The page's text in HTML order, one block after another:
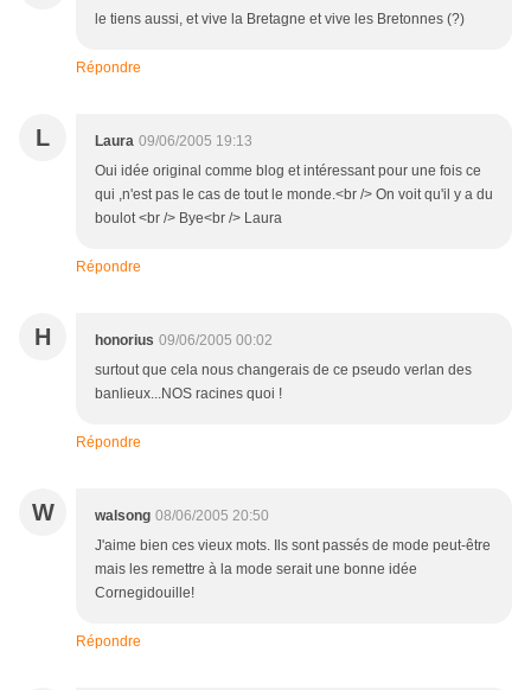
le tiens aussi, et vive la Bretagne et vive les Bretonnes (?)
Répondre
L Laura 09/06/2005 19:13
Oui idée original comme blog et intéressant pour une fois ce
qui ,n'est pas le cas de tout le monde.<br /> On voit qu'il y a du
boulot <br /> Bye<br /> Laura
Répondre
H honorius 09/06/2005 00:02
surtout que cela nous changerais de ce pseudo verlan des
banlieux...NOS racines quoi !
Répondre
W walsong 08/06/2005 20:50
J'aime bien ces vieux mots. Ils sont passés de mode peut-être
mais les remettre à la mode serait une bonne idée
Cornegidouille!
Répondre